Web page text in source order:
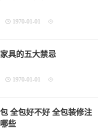
1970-01-01
具的五大禁忌
1970-01-01
全包好不好 全包装修注
些